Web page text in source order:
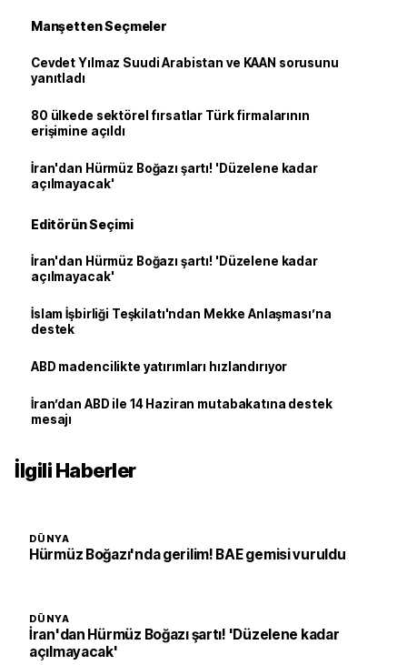
Manşetten Seçmeler
Cevdet Yılmaz Suudi Arabistan ve KAAN sorusunu
yanıtladı
80 ülkede sektörel fırsatlar Türk firmalarının
erişimine açıldı
İran'dan Hürmüz Boğazı şartı! 'Düzelene kadar
açılmayacak'
Editörün Seçimi
İran'dan Hürmüz Boğazı şartı! 'Düzelene kadar
açılmayacak'
İslam İşbirliği Teşkilatı'ndan Mekke Anlaşması’na
destek
ABD madencilikte yatırımları hızlandırıyor
İran’dan ABD ile 14 Haziran mutabakatına destek
mesajı
İlgili Haberler
DÜNYA
Hürmüz Boğazı'nda gerilim! BAE gemisi vuruldu
DÜNYA
İran'dan Hürmüz Boğazı şartı! 'Düzelene kadar
açılmayacak'